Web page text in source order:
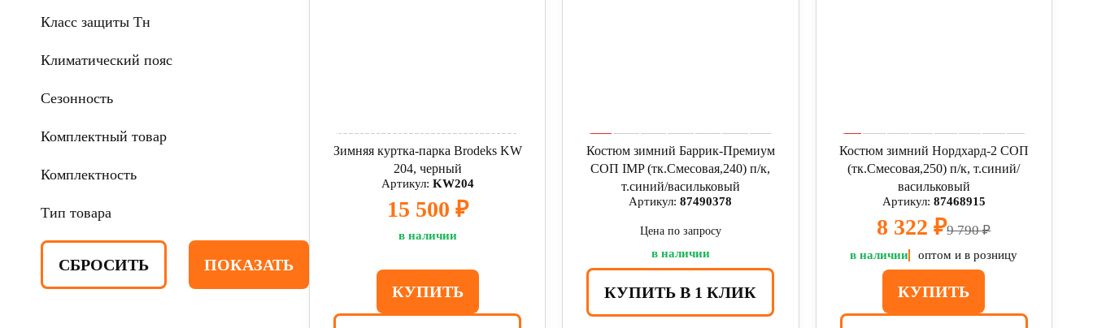
Класс защиты Тн
Климатический пояс
Сезонность
Комплектный товар
Комплектность
Тип товара
Зимняя куртка-парка Brodeks KW
204, черный
Артикул: KW204
15 500 ₽
в наличии
КУПИТЬ
Костюм зимний Баррик-Премиум
СОП IMP (тк.Смесовая,240) п/к,
т.синий/васильковый
Артикул:87490378
Цена по запросу
в наличии
КУПИТЬ В 1 КЛИК
Костюм зимний Нордхард-2 СОП
(тк.Смесовая,250) п/к, т.синий/
васильковый
Артикул: 87468915
8 322 ₽9 790 ₽
в наличии оптом и в розницу
КУПИТЬ